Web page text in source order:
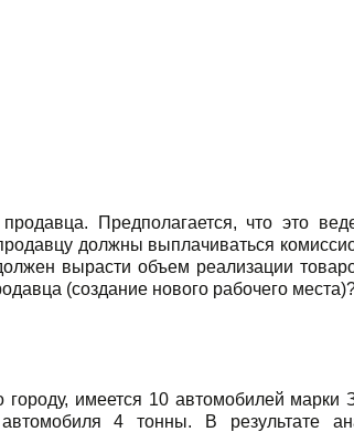
Предполагается, что это
должны выплачиваться
вырасти объем реализации
(создание нового рабочего
имеется 10 автомобилей марки
4 тонны. В результате